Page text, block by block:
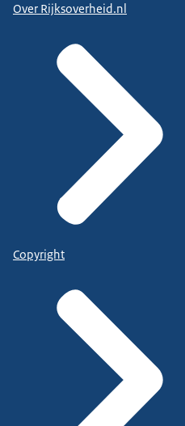
Over Rijksoverheid.nl
Copyright